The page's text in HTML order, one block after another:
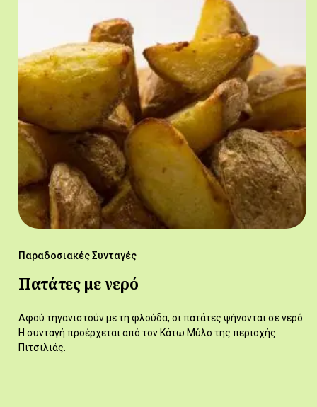
Παραδοσιακές Συνταγές
Πατάτες με νερό
Αφού τηγανιστούν με τη φλούδα, οι πατάτες ψήνονται σε νερό.
Η συνταγή προέρχεται από τον Κάτω Μύλο της περιοχής
Πιτσιλιάς.